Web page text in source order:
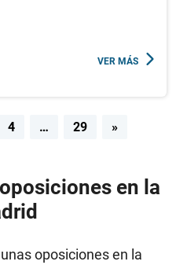
VER MÁS
4 … 29 »
en la
oposiciones en la